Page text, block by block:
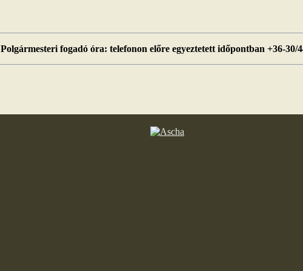
Polgármesteri fogadó óra: telefonon előre egyeztetett időpontban +36-30/